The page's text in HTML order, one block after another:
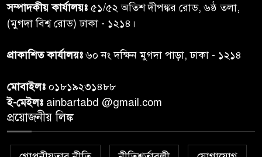
মাঝে ১৩ লক্ষ ১৫ হাজার টাকা
বিতরণ
বান্দরবানে বন্যায় ক্ষতিগ্রস্তদের
দক্ষিণ চট্টগ্রামের এক অসহায় ও
ডোনার্স ক্লাব” এবং “হাসিমুখ পরিবার”
৮
সম্পাদকীয় কার্যালয়ঃ ৫১/৫২ অতিশ দীপঙ্কর রোড, ৬ষ্ঠ তলা,
(মুগদা বিশ্ব রোড) ঢাকা - ১২১৪।
প্রাকাশিত কার্যালয়ঃ৬০ নং দক্ষিন মুগদা পাড়া, ঢাকা - ১২১৪
মোবাইলঃ ০১৮১৯২৩১৪৮৮
ই-মেইলঃ ainbartabd @gmail.com
প্রয়োজনীয় লিঙ্ক